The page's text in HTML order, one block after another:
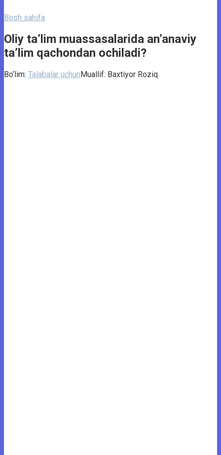
Bosh sahifa
Oliy ta’lim muassasalarida an’anaviy
ta’lim qachondan ochiladi?
Bo‘lim: Talabalar uchunMuallif: Baxtiyor Roziq